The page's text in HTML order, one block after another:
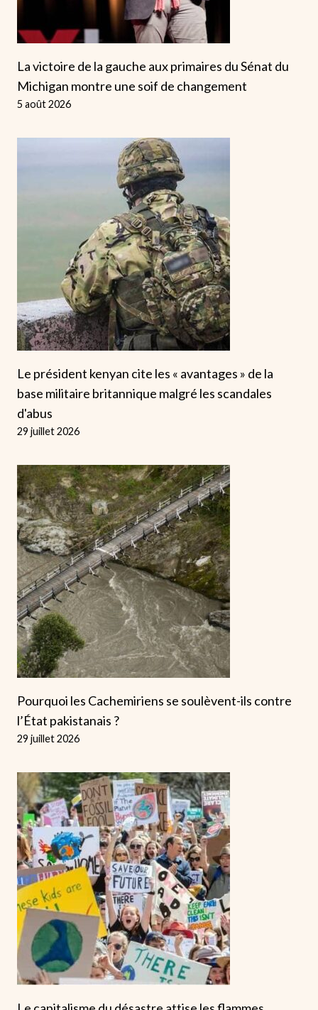
La victoire de la gauche aux primaires du Sénat du
Michigan montre une soif de changement
5 août 2026
Le président kenyan cite les « avantages » de la
base militaire britannique malgré les scandales
d'abus
29 juillet 2026
Pourquoi les Cachemiriens se soulèvent-ils contre
l’État pakistanais ?
29 juillet 2026